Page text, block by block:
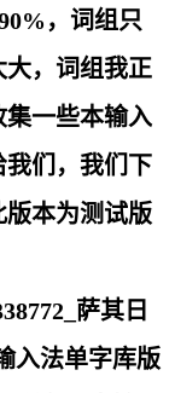
，词组只
，词组我正
一些本输入
们，我们下
本为测试版
萨其日
入法单字库版